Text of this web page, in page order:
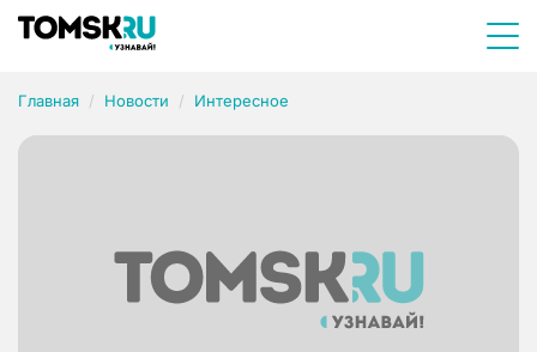
Главная Новости Интересное